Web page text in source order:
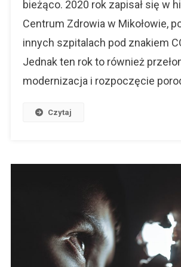
bieżąco. 2020 rok zapisał się w
Centrum Zdrowia w Mikołowie,
innych szpitalach pod znakiem
Jednak ten rok to również
modernizacja i rozpoczęcie
Czytaj